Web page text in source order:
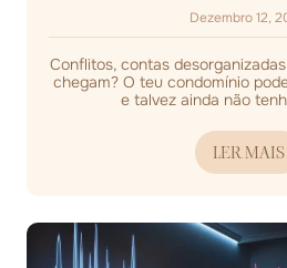
Dezembro 12,
Conflitos, contas
chegam? O teu condomínio
e talvez ainda não
LER MAIS